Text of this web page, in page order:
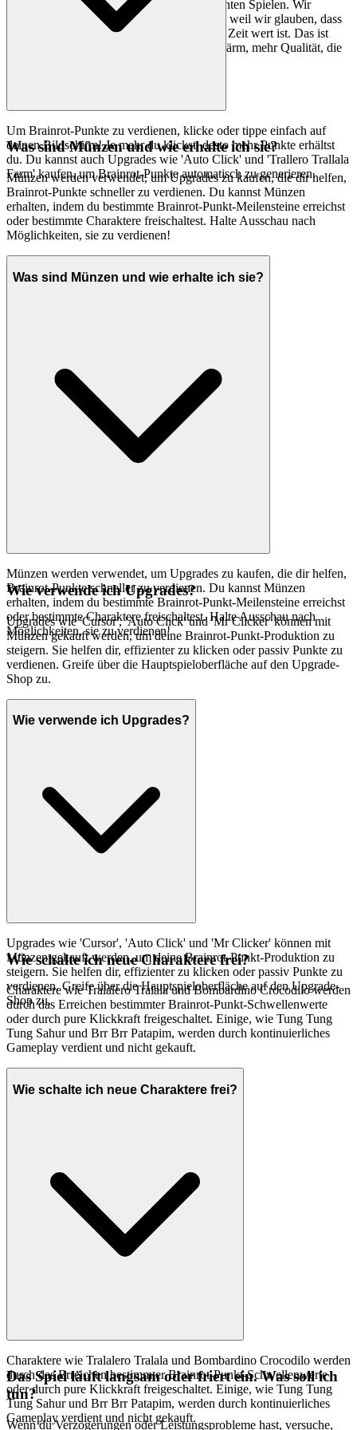
Hier finden Sie keine Tausenden von geklonten Spielen. Wir
italian brainrot clicker
, weil wir glauben, dass
es ein außergewöhnliches Spiel ist, das Ihre Zeit wert ist. Das ist
unser kuratorisches Versprechen: weniger Lärm, mehr Qualität, die
Um Brainrot-Punkte zu verdienen, klicke oder tippe einfach auf
deinen Bildschirm! Je mehr du klickst, desto mehr Punkte erhältst
du. Du kannst auch Upgrades wie 'Auto Click' und 'Trallero Trallala
Farm' kaufen, um Brainrot-Punkte automatisch zu generieren.
Was sind Münzen und wie erhalte ich sie?
Münzen werden verwendet, um Upgrades zu kaufen, die dir helfen,
Brainrot-Punkte schneller zu verdienen. Du kannst Münzen
erhalten, indem du bestimmte Brainrot-Punkt-Meilensteine erreichst
oder bestimmte Charaktere freischaltest. Halte Ausschau nach
Möglichkeiten, sie zu verdienen!
Was sind Münzen und wie erhalte ich sie?
Münzen werden verwendet, um Upgrades zu kaufen, die dir helfen,
Brainrot-Punkte schneller zu verdienen. Du kannst Münzen
erhalten, indem du bestimmte Brainrot-Punkt-Meilensteine erreichst
oder bestimmte Charaktere freischaltest. Halte Ausschau nach
Möglichkeiten, sie zu verdienen!
Wie verwende ich Upgrades?
Upgrades wie 'Cursor', 'Auto Click' und 'Mr Clicker' können mit
Münzen gekauft werden, um deine Brainrot-Punkt-Produktion zu
steigern. Sie helfen dir, effizienter zu klicken oder passiv Punkte zu
verdienen. Greife über die Hauptspieloberfläche auf den Upgrade-
Shop zu.
Wie verwende ich Upgrades?
Upgrades wie 'Cursor', 'Auto Click' und 'Mr Clicker' können mit
Münzen gekauft werden, um deine Brainrot-Punkt-Produktion zu
steigern. Sie helfen dir, effizienter zu klicken oder passiv Punkte zu
verdienen. Greife über die Hauptspieloberfläche auf den Upgrade-
Shop zu.
Wie schalte ich neue Charaktere frei?
Charaktere wie Tralalero Tralala und Bombardino Crocodilo werden
durch das Erreichen bestimmter Brainrot-Punkt-Schwellenwerte
oder durch pure Klickkraft freigeschaltet. Einige, wie Tung Tung
Tung Sahur und Brr Brr Patapim, werden durch kontinuierliches
Gameplay verdient und nicht gekauft.
Wie schalte ich neue Charaktere frei?
Charaktere wie Tralalero Tralala und Bombardino Crocodilo werden
durch das Erreichen bestimmter Brainrot-Punkt-Schwellenwerte
oder durch pure Klickkraft freigeschaltet. Einige, wie Tung Tung
Tung Sahur und Brr Brr Patapim, werden durch kontinuierliches
Gameplay verdient und nicht gekauft.
Das Spiel läuft langsam oder friert ein. Was soll ich
tun?
Wenn du Verzögerungen oder Leistungsprobleme hast, versuche,